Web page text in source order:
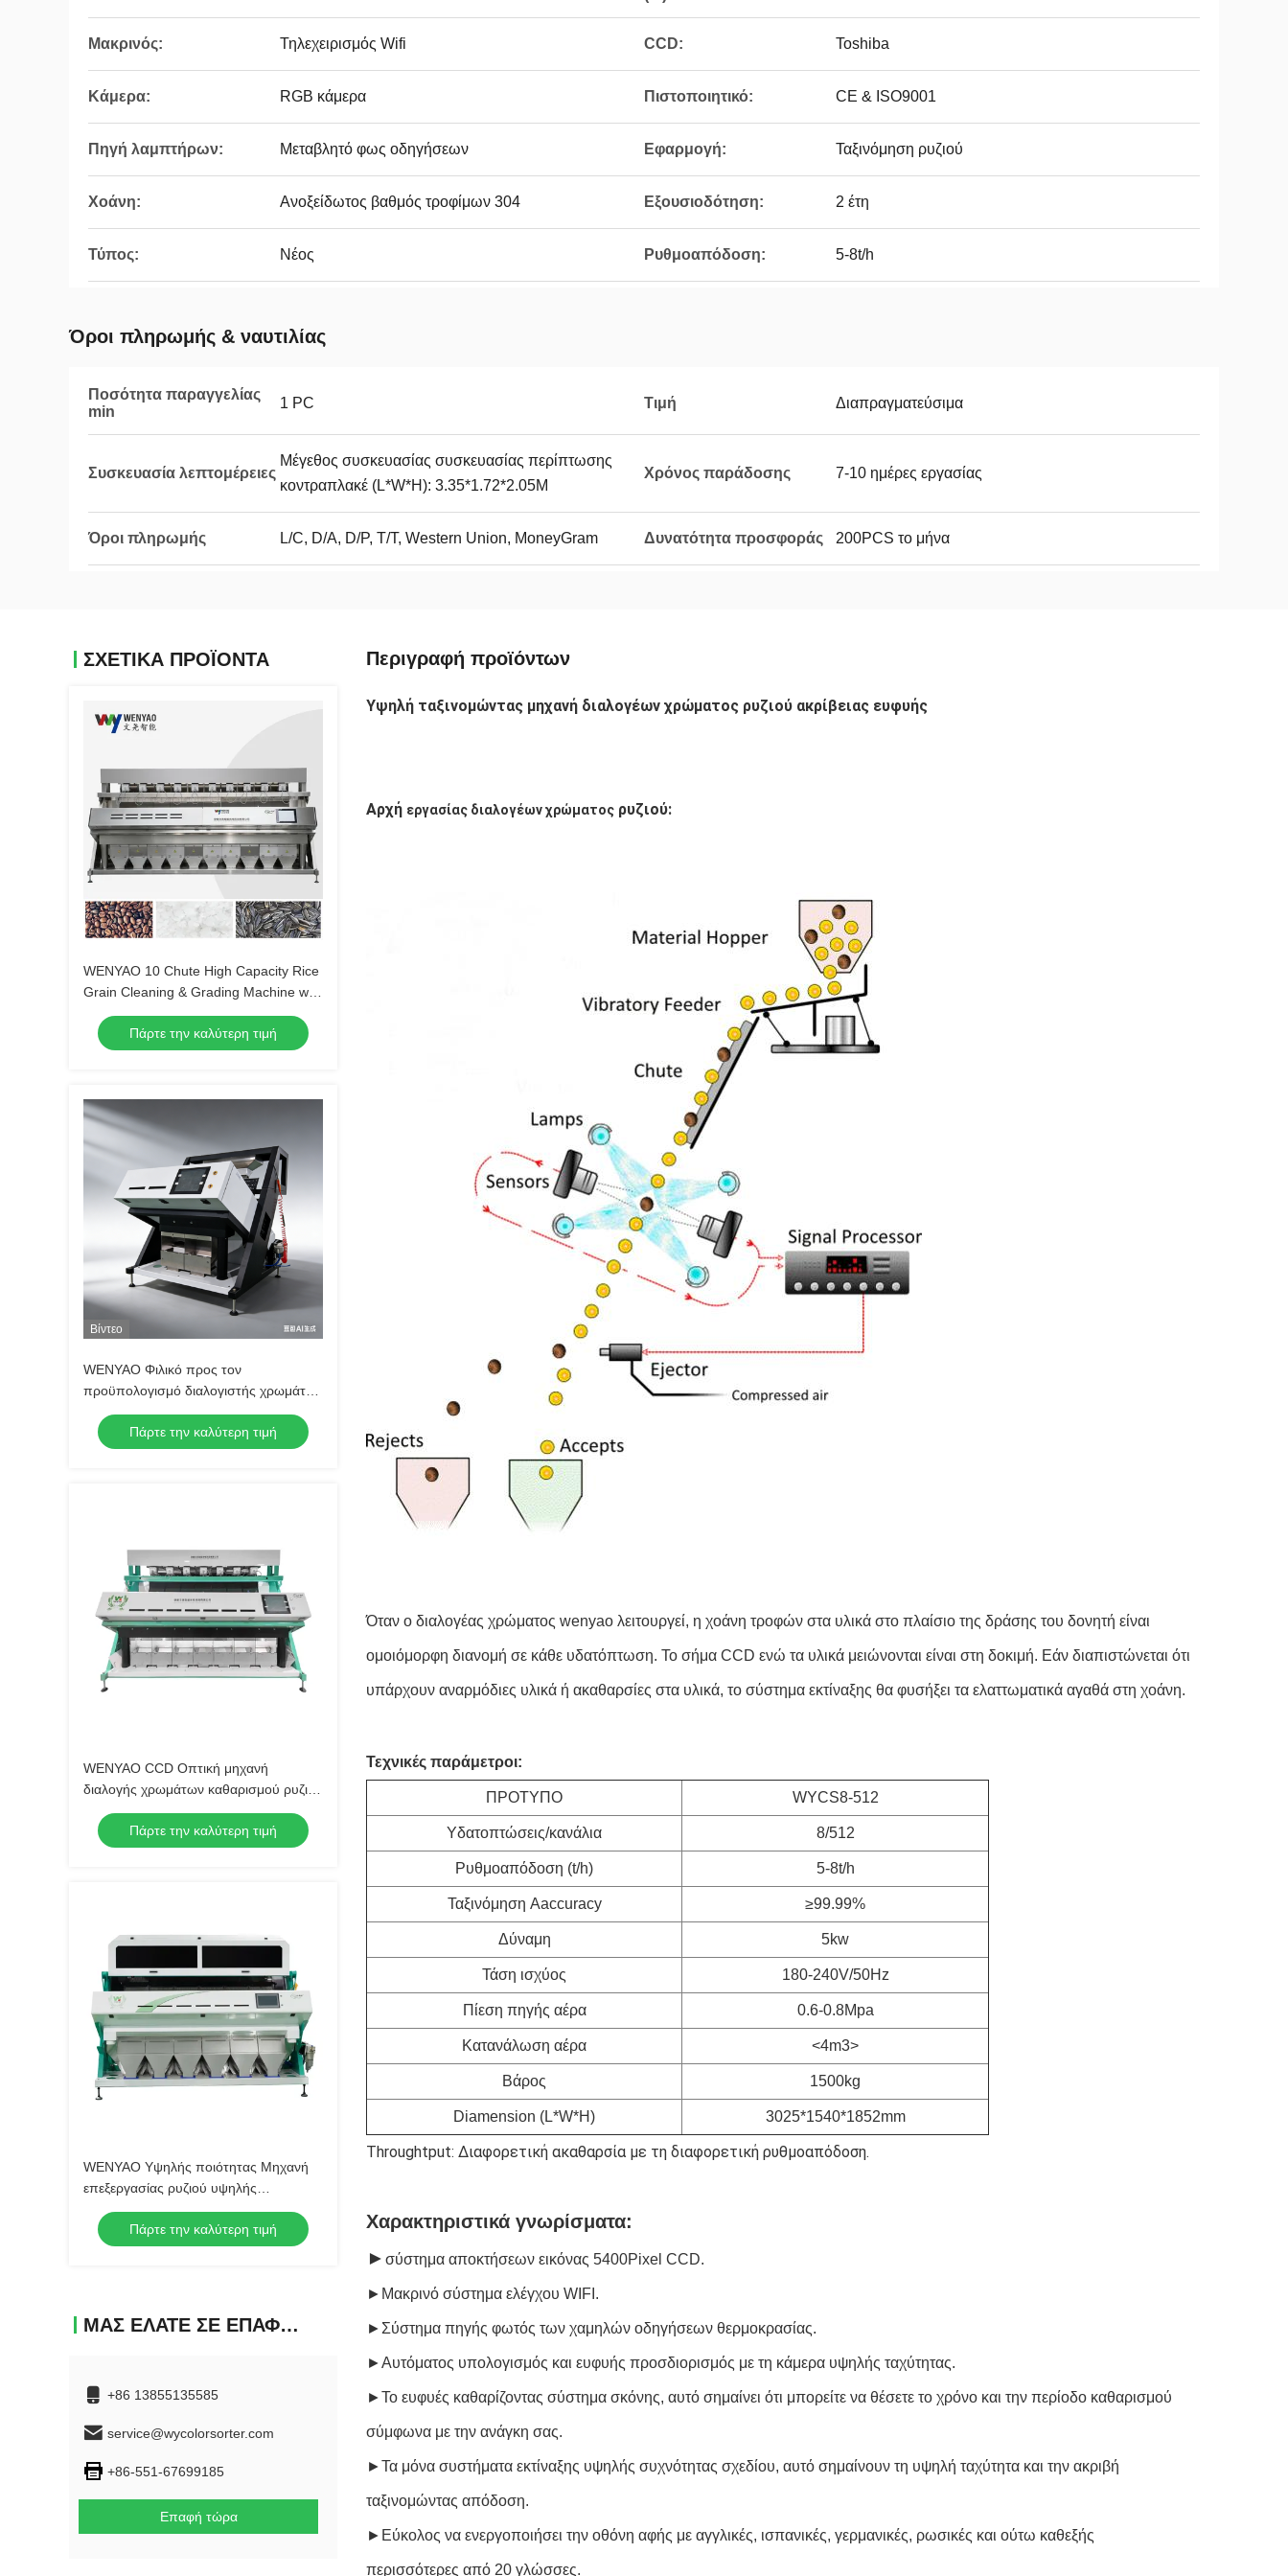
Μακρινός: Τηλεχειρισμός Wifi CCD: Toshiba
Κάμερα: RGB κάμερα Πιστοποιητικό: CE & ISO9001
Πηγή λαμπτήρων: Μεταβλητό φως οδηγήσεων Εφαρμογή: Ταξινόμηση ρυζιού
Χοάνη: Ανοξείδωτος βαθμός τροφίμων 304 Εξουσιοδότηση: 2 έτη
Τύπος: Νέος Ρυθμοαπόδοση: 5-8t/h
Όροι πληρωμής & ναυτιλίας
Ποσότητα παραγγελίας
min
1 PC Τιμή Διαπραγματεύσιμα
Συσκευασία λεπτομέρειες
Μέγεθος συσκευασίας συσκευασίας περίπτωσης
κοντραπλακέ (L*W*H): 3.35*1.72*2.05M
Χρόνος παράδοσης 7-10 ημέρες εργασίας
Όροι πληρωμής L/C, D/A, D/P, T/T, Western Union, MoneyGram Δυνατότητα προσφοράς 200PCS το μήνα
ΣΧΕΤΙΚΑ ΠΡΟΪΟΝΤΑ
WENYAO 10 Chute High Capacity Rice
Grain Cleaning & Grading Machine with
Japan for CCD Sensor 0,999 Accuracy
Εγγύηση 2 ετών
Πάρτε την καλύτερη τιμή
Βίντεο
WENYAO Φιλικό προς τον
προϋπολογισμό διαλογιστής χρωμάτων
γλεύκους CCD Οπτική WENYAO 2
Σκάβες Καμερας CCD Μηχανή
διαλογής ρυζιού διαλογιστής χρωμάτων
Πάρτε την καλύτερη τιμή
WENYAO CCD Οπτική μηχανή
διαλογής χρωμάτων καθαρισμού ρυζιού
για εργοστάσιο ρυζιού Μαύρο καφέ
Διαχωρισμός 220V Υψηλή
χωρητικότητα 4200-7000kg
Πάρτε την καλύτερη τιμή
WENYAO Υψηλής ποιότητας Μηχανή
επεξεργασίας ρυζιού υψηλής
χωρητικότητας στη γεωργία, Ιαπωνία
για αισθητήρα CCD 0,999 Ακρίβεια
Χρώμα
Πάρτε την καλύτερη τιμή
ΜΑΣ ΕΛΆΤΕ ΣΕ ΕΠΑΦΉ ΜΕ
+86 13855135585
service@wycolorsorter.com
+86-551-67699185
Επαφή τώρα
Περιγραφή προϊόντων
Υψηλή ταξινομώντας μηχανή διαλογέων χρώματος ρυζιού ακρίβειας ευφυής
Αρχή εργασίας διαλογέων χρώματος ρυζιού:
Όταν ο διαλογέας χρώματος wenyao λειτουργεί, η χοάνη τροφών στα υλικά στο πλαίσιο της δράσης του δονητή είναι
ομοιόμορφη διανομή σε κάθε υδατόπτωση. Το σήμα CCD ενώ τα υλικά μειώνονται είναι στη δοκιμή. Εάν διαπιστώνεται ότι
υπάρχουν αναρμόδιες υλικά ή ακαθαρσίες στα υλικά, το σύστημα εκτίναξης θα φυσήξει τα ελαττωματικά αγαθά στη χοάνη.
Τεχνικές παράμετροι:
ΠΡΟΤΥΠΟ WYCS8-512
Υδατοπτώσεις/κανάλια 8/512
Ρυθμοαπόδοση (t/h) 5-8t/h
Ταξινόμηση Aaccuracy ≥99.99%
Δύναμη 5kw
Τάση ισχύος 180-240V/50Hz
Πίεση πηγής αέρα 0.6-0.8Mpa
Κατανάλωση αέρα <4m3>
Βάρος 1500kg
Diamension (L*W*H) 3025*1540*1852mm
Throughtput: Διαφορετική ακαθαρσία με τη διαφορετική ρυθμοαπόδοση.
Χαρακτηριστικά γνωρίσματα:
► σύστημα αποκτήσεων εικόνας 5400Pixel CCD.
►Μακρινό σύστημα ελέγχου WIFI.
► Σύστημα πηγής φωτός των χαμηλών οδηγήσεων θερμοκρασίας.
►Αυτόματος υπολογισμός και ευφυής προσδιορισμός με τη κάμερα υψηλής ταχύτητας.
►Το ευφυές καθαρίζοντας σύστημα σκόνης, αυτό σημαίνει ότι μπορείτε να θέσετε το χρόνο και την περίοδο καθαρισμού
σύμφωνα με την ανάγκη σας.
►Τα μόνα συστήματα εκτίναξης υψηλής συχνότητας σχεδίου, αυτό σημαίνουν τη υψηλή ταχύτητα και την ακριβή
ταξινομώντας απόδοση.
►Εύκολος να ενεργοποιήσει την οθόνη αφής με αγγλικές, ισπανικές, γερμανικές, ρωσικές και ούτω καθεξής
περισσότερες από 20 γλώσσες.